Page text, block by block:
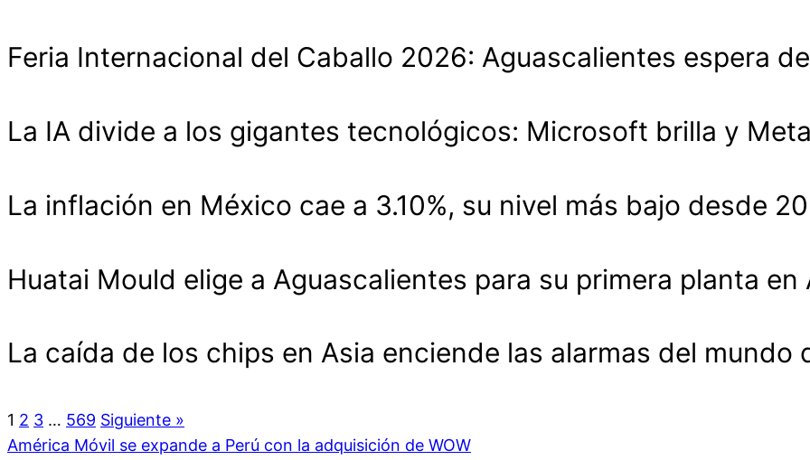
Feria Internacional del Caballo 2026: Aguascalientes espera
La IA divide a los gigantes tecnológicos: Microsoft brilla y
La inflación en México cae a 3.10%, su nivel más bajo desde
Huatai Mould elige a Aguascalientes para su primera planta en
La caída de los chips en Asia enciende las alarmas del mundo
1 2 3 … 569 Siguiente »
América Móvil se expande a Perú con la adquisición de WOW